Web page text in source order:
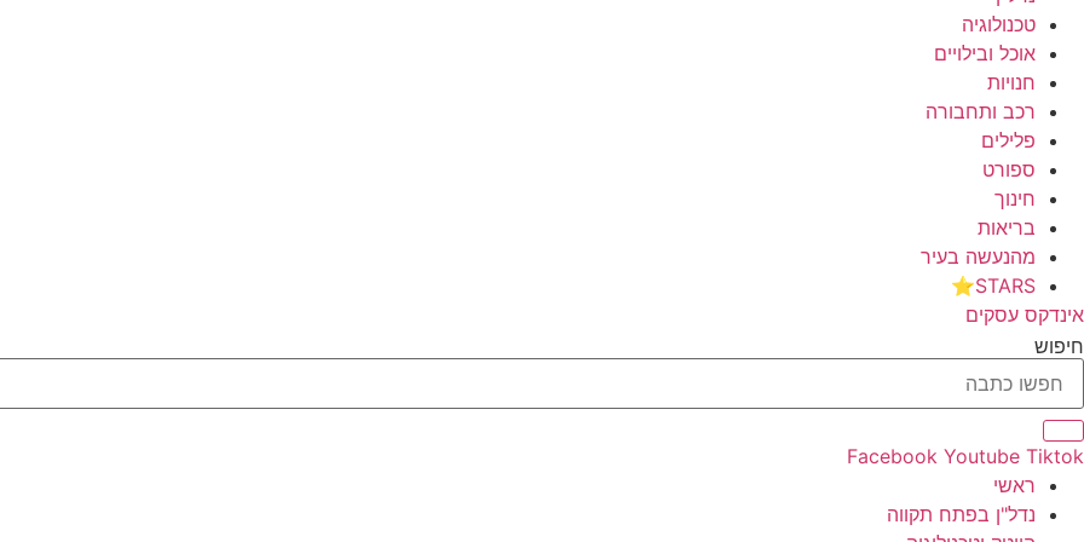
טכנולוגיה
אוכל ובילויים
חנויות
רכב ותחבורה
פלילים
ספורט
חינוך
בריאות
מהנעשה בעיר
STARS⭐
אינדקס עסקים
חיפוש
Facebook Youtube Tiktok
ראשי
נדל"ן בפתח תקווה